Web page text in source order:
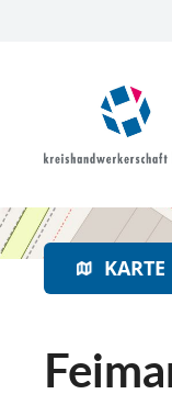
a
t
KARTE